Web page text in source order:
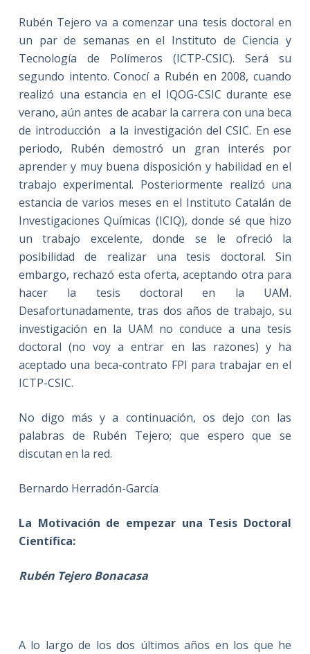
Rubén Tejero va a comenzar una tesis doctoral en
un par de semanas en el Instituto de Ciencia y
Tecnología de Polímeros (ICTP-CSIC). Será su
segundo intento. Conocí a Rubén en 2008, cuando
realizó una estancia en el IQOG-CSIC durante ese
verano, aún antes de acabar la carrera con una beca
de introducción a la investigación del CSIC. En ese
periodo, Rubén demostró un gran interés por
aprender y muy buena disposición y habilidad en el
trabajo experimental. Posteriormente realizó una
estancia de varios meses en el Instituto Catalán de
Investigaciones Químicas (ICIQ), donde sé que hizo
un trabajo excelente, donde se le ofreció la
posibilidad de realizar una tesis doctoral. Sin
embargo, rechazó esta oferta, aceptando otra para
hacer la tesis doctoral en la UAM.
Desafortunadamente, tras dos años de trabajo, su
investigación en la UAM no conduce a una tesis
doctoral (no voy a entrar en las razones) y ha
aceptado una beca-contrato FPI para trabajar en el
ICTP-CSIC.
No digo más y a continuación, os dejo con las
palabras de Rubén Tejero; que espero que se
discutan en la red.
Bernardo Herradón-García
La Motivación de empezar una Tesis Doctoral
Científica:
Rubén Tejero Bonacasa
A lo largo de los dos últimos años en los que he